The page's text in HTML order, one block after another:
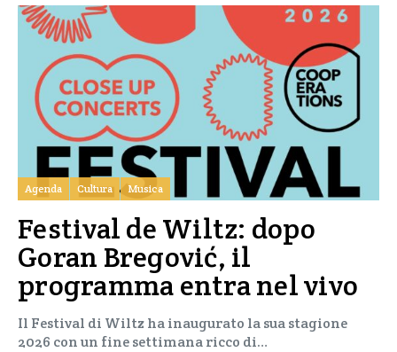
Agenda Cultura Musica
Festival de Wiltz: dopo
Goran Bregović, il
programma entra nel vivo
Il Festival di Wiltz ha inaugurato la sua stagione
2026 con un fine settimana ricco di…